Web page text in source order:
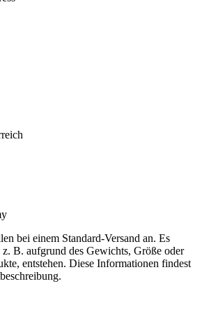
bei einem Standard-Versand an. Es
B. aufgrund des Gewichts, Größe oder
entstehen. Diese Informationen findest